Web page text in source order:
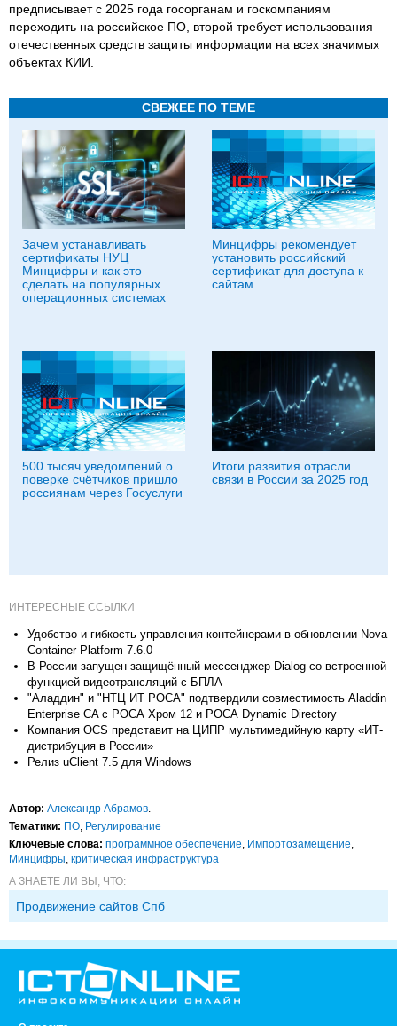
предписывает с 2025 года госорганам и госкомпаниям
переходить на российское ПО, второй требует использования
отечественных средств защиты информации на всех значимых
объектах КИИ.
СВЕЖЕЕ ПО ТЕМЕ
Зачем устанавливать
сертификаты НУЦ
Минцифры и как это
сделать на популярных
операционных системах
Минцифры рекомендует
установить российский
сертификат для доступа к
сайтам
500 тысяч уведомлений о
поверке счётчиков пришло
россиянам через Госуслуги
Итоги развития отрасли
связи в России за 2025 год
ИНТЕРЕСНЫЕ ССЫЛКИ
Удобство и гибкость управления контейнерами в обновлении Nova
Container Platform 7.6.0
В России запущен защищённый мессенджер Dialog со встроенной
функцией видеотрансляций с БПЛА
"Аладдин" и "НТЦ ИТ РОСА" подтвердили совместимость Aladdin
Enterprise CA с РОСА Хром 12 и РОСА Dynamic Directory
Компания OCS представит на ЦИПР мультимедийную карту «ИТ-
дистрибуция в России»
Релиз uClient 7.5 для Windows
Автор: Александр Абрамов.
Тематики: ПО, Регулирование
Ключевые слова: программное обеспечение, Импорто­замещение,
Минцифры, критическая инфраструктура
А ЗНАЕТЕ ЛИ ВЫ, ЧТО:
Продвижение сайтов Спб